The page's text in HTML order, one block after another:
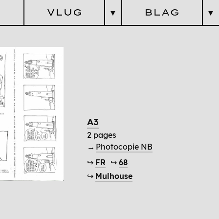
▼
& Générationnel
▼
Littéraires &
Questions Esthétiques
A3
2 pages
→ Photocopie NB
↪ FR ↪68
↪ Mulhouse